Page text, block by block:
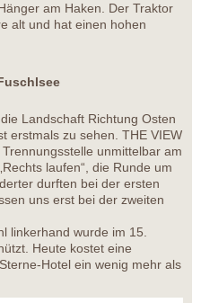
am Haken. Der Traktor
alt und hat einen hohen
Landschaft Richtung Osten
erstmals zu sehen. THE VIEW
unmittelbar am
laufen“, die Runde um
durften bei der ersten
uns erst bei der zweiten
linkerhand wurde im 15.
Heute kostet eine
Hotel ein wenig mehr als